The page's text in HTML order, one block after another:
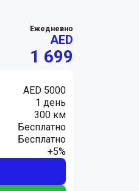
ежедневно
AED
1 699
AED 5000
1 день
300 км
Бесплатно
Бесплатно
+5%